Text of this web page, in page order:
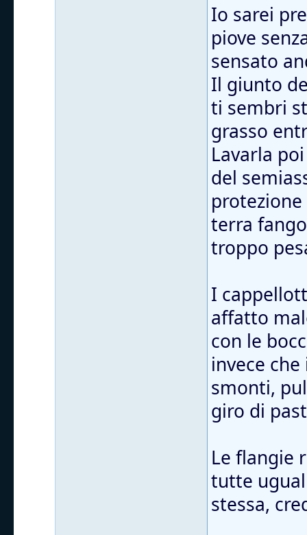
Io sarei
piove
sensato
Il giunto
ti sembri
grasso
Lavarla
del
terra
troppo
I
affatto
con le
invece
smonti,
giro di
Le flangie
tutte
stessa,